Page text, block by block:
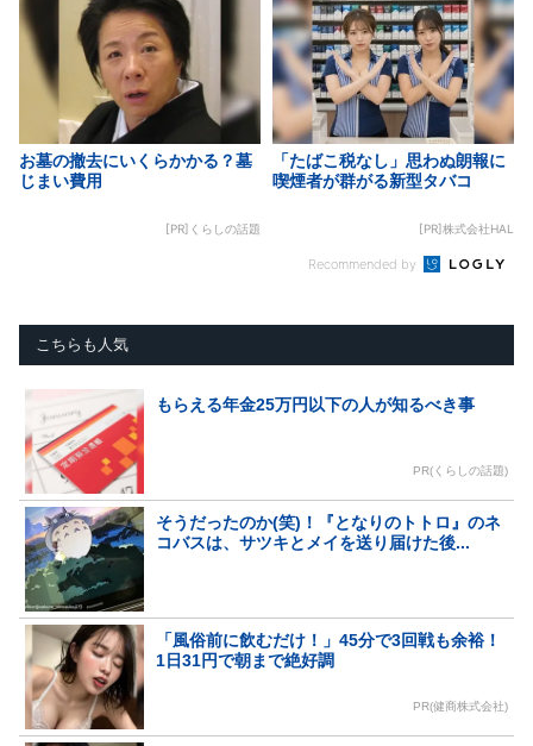
お墓の撤去にいくらかかる？墓
じまい費用
[PR]くらしの話題
「たばこ税なし」思わぬ朗報に
喫煙者が群がる新型タバコ
[PR]株式会社HAL
Recommended by
こちらも人気
もらえる年金25万円以下の人が知るべき事
PR(くらしの話題)
そうだったのか(笑)！『となりのトトロ』のネ
コバスは、サツキとメイを送り届けた後...
「風俗前に飲むだけ！」45分で3回戦も余裕！
1日31円で朝まで絶好調
PR(健商株式会社)